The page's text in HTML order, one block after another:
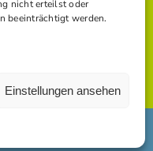
nicht erteilst oder
beeinträchtigt werden.
Einstellungen ansehen